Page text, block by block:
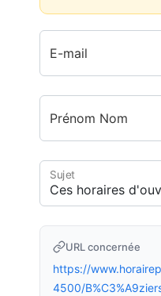
E-mail
Prénom Nom
Sujet
URL concernée
https://
4500/